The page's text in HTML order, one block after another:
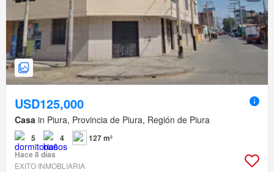
USD125,000
Casa in Piura, Provincia de Piura, Región de Piura
5 4
127 m²
Hace 8 días
EXITO INMOBLIARIA